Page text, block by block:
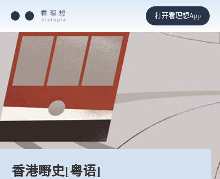
打开看理想App
香港嘢史[粤语]